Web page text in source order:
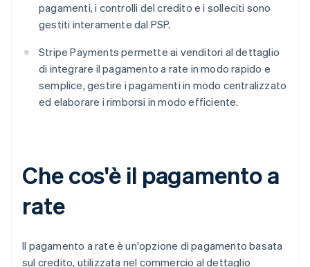
pagamenti, i controlli del credito e i solleciti sono
gestiti interamente dal PSP.
Stripe Payments permette ai venditori al dettaglio
di integrare il pagamento a rate in modo rapido e
semplice, gestire i pagamenti in modo centralizzato
ed elaborare i rimborsi in modo efficiente.
Che cos'è il pagamento a
rate
Il pagamento a rate è un'opzione di pagamento basata
sul credito, utilizzata nel commercio al dettaglio